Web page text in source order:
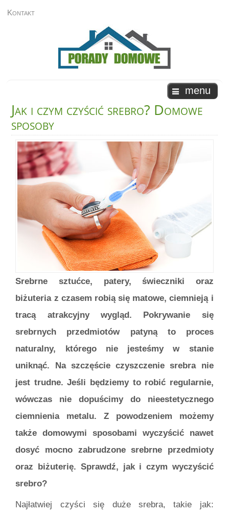
Kontakt
menu
Jak i czym czyścić srebro? Domowe
sposoby
Srebrne sztućce, patery, świeczniki oraz
biżuteria z czasem robią się matowe, ciemnieją i
tracą atrakcyjny wygląd. Pokrywanie się
srebrnych przedmiotów patyną to proces
naturalny, którego nie jesteśmy w stanie
uniknąć. Na szczęście czyszczenie srebra nie
jest trudne. Jeśli będziemy to robić regularnie,
wówczas nie dopuścimy do nieestetycznego
ciemnienia metalu. Z powodzeniem możemy
także domowymi sposobami wyczyścić nawet
dosyć mocno zabrudzone srebrne przedmioty
oraz biżuterię. Sprawdź, jak i czym wyczyścić
srebro?
Najłatwiej czyści się duże srebra, takie jak: